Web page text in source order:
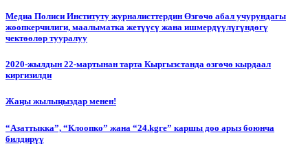
Медиа Полиси Институту журналисттердин Өзгөчө абал учурундагы
жоопкерчилиги, маалыматка жетүүсү жана ишмердүүлүгүндөгү
чектөөлөр тууралуу
2020-жылдын 22-мартынан тарта Кыргызстанда өзгөчө кырдаал
киргизилди
Жаңы жылыңыздар менен!
“Азаттыкка”, “Клоопко” жана “24.kgге” каршы доо арыз боюнча
билдирүү